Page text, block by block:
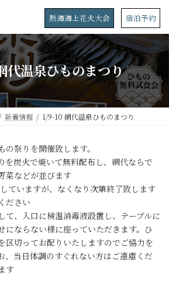
熱海海上花火大会 宿泊予約
代温泉ひものまつり
新着情報 1/9-10 網代温泉ひものまつり
祭りを開催致します。
を炭火で焼いて無料配布し、網代ならで
菜などが並びます
ていますが、なくなり次第終了致します
ださい
て、入口に検温消毒液設置し、テーブルに
にならない様に座っていただきます。ひ
区切ってお配りいたしますのでご協力を
、当日体調のすぐれない方はご遠慮くだ
す